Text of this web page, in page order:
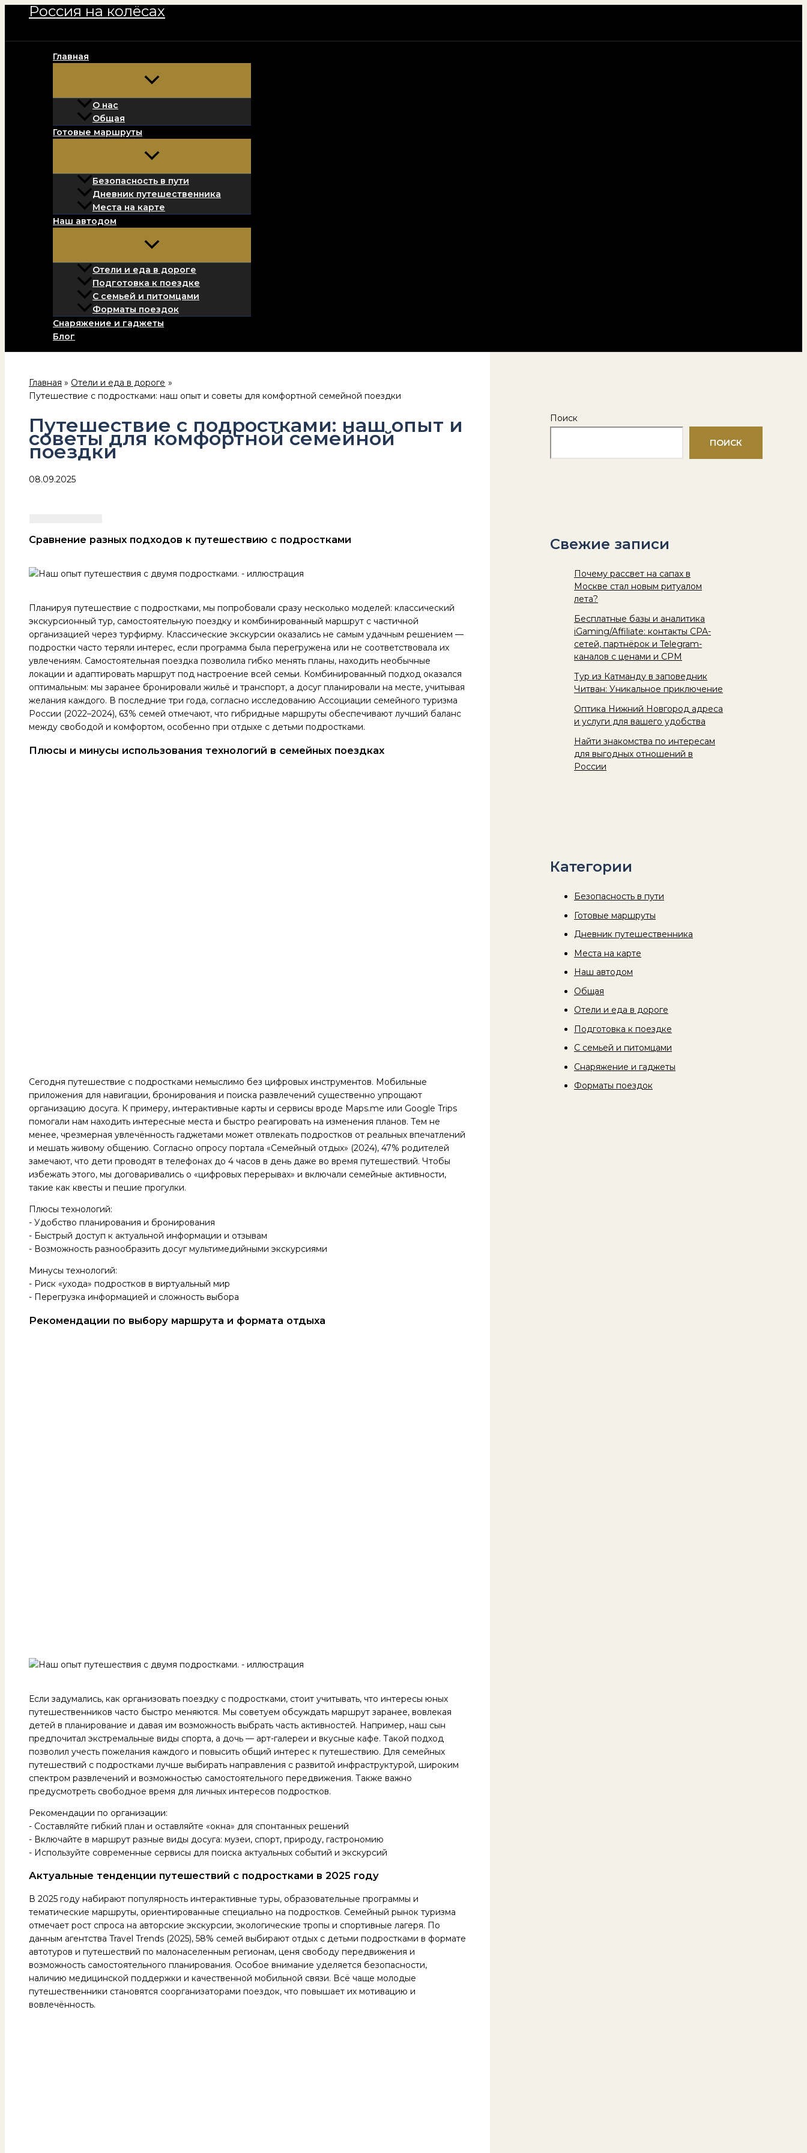
ПерейтиРоссия на колёсах
Главная
О нас
Общая
Готовые маршруты
Безопасность в пути
Дневник путешественника
Места на карте
Наш автодом
Отели и еда в дороге
Подготовка к поездке
С семьей и питомцами
Форматы поездок
Снаряжение и гаджеты
Блог
Главная
Отели и еда в дороге
Путешествие с подростками: наш опыт и советы для комфортной семейной поездки
Путешествие с подростками: наш опыт и
советы для комфортной семейной
поездки
08.09.2025
Сравнение разных подходов к путешествию с подростками
Планируя путешествие с подростками, мы попробовали сразу несколько моделей: классический
экскурсионный тур, самостоятельную поездку и комбинированный маршрут с частичной
организацией через турфирму. Классические экскурсии оказались не самым удачным решением —
подростки часто теряли интерес, если программа была перегружена или не соответствовала их
увлечениям. Самостоятельная поездка позволила гибко менять планы, находить необычные
локации и адаптировать маршрут под настроение всей семьи. Комбинированный подход оказался
оптимальным: мы заранее бронировали жильё и транспорт, а досуг планировали на месте, учитывая
желания каждого. В последние три года, согласно исследованию Ассоциации семейного туризма
России (2022–2024), 63% семей отмечают, что гибридные маршруты обеспечивают лучший баланс
между свободой и комфортом, особенно при отдыхе с детьми подростками.
Плюсы и минусы использования технологий в семейных поездках
Сегодня путешествие с подростками немыслимо без цифровых инструментов. Мобильные
приложения для навигации, бронирования и поиска развлечений существенно упрощают
организацию досуга. К примеру, интерактивные карты и сервисы вроде Maps.me или Google Trips
помогали нам находить интересные места и быстро реагировать на изменения планов. Тем не
менее, чрезмерная увлечённость гаджетами может отвлекать подростков от реальных впечатлений
и мешать живому общению. Согласно опросу портала «Семейный отдых» (2024), 47% родителей
замечают, что дети проводят в телефонах до 4 часов в день даже во время путешествий. Чтобы
избежать этого, мы договаривались о «цифровых перерывах» и включали семейные активности,
такие как квесты и пешие прогулки.
Плюсы технологий:
- Удобство планирования и бронирования
- Быстрый доступ к актуальной информации и отзывам
- Возможность разнообразить досуг мультимедийными экскурсиями
Минусы технологий:
- Риск «ухода» подростков в виртуальный мир
- Перегрузка информацией и сложность выбора
Рекомендации по выбору маршрута и формата отдыха
Если задумались, как организовать поездку с подростками, стоит учитывать, что интересы юных
путешественников часто быстро меняются. Мы советуем обсуждать маршрут заранее, вовлекая
детей в планирование и давая им возможность выбрать часть активностей. Например, наш сын
предпочитал экстремальные виды спорта, а дочь — арт-галереи и вкусные кафе. Такой подход
позволил учесть пожелания каждого и повысить общий интерес к путешествию. Для семейных
путешествий с подростками лучше выбирать направления с развитой инфраструктурой, широким
спектром развлечений и возможностью самостоятельного передвижения. Также важно
предусмотреть свободное время для личных интересов подростков.
Рекомендации по организации:
- Составляйте гибкий план и оставляйте «окна» для спонтанных решений
- Включайте в маршрут разные виды досуга: музеи, спорт, природу, гастрономию
- Используйте современные сервисы для поиска актуальных событий и экскурсий
Актуальные тенденции путешествий с подростками в 2025 году
В 2025 году набирают популярность интерактивные туры, образовательные программы и
тематические маршруты, ориентированные специально на подростков. Семейный рынок туризма
отмечает рост спроса на авторские экскурсии, экологические тропы и спортивные лагеря. По
данным агентства Travel Trends (2025), 58% семей выбирают отдых с детьми подростками в формате
автотуров и путешествий по малонаселенным регионам, ценя свободу передвижения и
возможность самостоятельного планирования. Особое внимание уделяется безопасности,
наличию медицинской поддержки и качественной мобильной связи. Всё чаще молодые
путешественники становятся соорганизаторами поездок, что повышает их мотивацию и
вовлечённость.
Поиск
ПОИСК
Свежие записи
Почему рассвет на сапах в
Москве стал новым ритуалом
лета?
Бесплатные базы и аналитика
iGaming/Affiliate: контакты CPA-
сетей, партнёрок и Telegram-
каналов с ценами и CPM
Тур из Катманду в заповедник
Читван: Уникальное приключение
Оптика Нижний Новгород адреса
и услуги для вашего удобства
Найти знакомства по интересам
для выгодных отношений в
России
Категории
Безопасность в пути
Готовые маршруты
Дневник путешественника
Места на карте
Наш автодом
Общая
Отели и еда в дороге
Подготовка к поездке
С семьей и питомцами
Снаряжение и гаджеты
Форматы поездок